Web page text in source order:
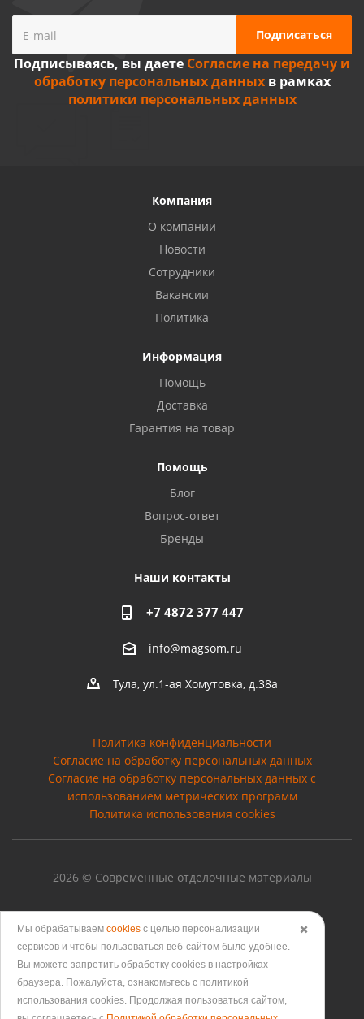
Подписываясь, вы даете Согласие на передачу и
обработку персональных данныхв рамках
политики персональных данных
Компания
О компании
Новости
Сотрудники
Вакансии
Политика
Информация
Помощь
Доставка
Гарантия на товар
Помощь
Блог
Вопрос-ответ
Бренды
Наши контакты
+7 4872 377 447
info@magsom.ru
Тула, ул.1-ая Хомутовка, д.38а
Политика конфиденциальности
Согласие на обработку персональных данных
Cогласие на обработку персональных данных с
использованием метрических программ
Политика использования cookies
2026 © Современные отделочные материалы
Версия для печати
✖️
Мы обрабатываем cookies с целью персонализации
сервисов и чтобы пользоваться веб-сайтом было удобнее.
Вы можете запретить обработку сookies в настройках
браузера. Пожалуйста, ознакомьтесь с политикой
использования cookies. Продолжая пользоваться сайтом,